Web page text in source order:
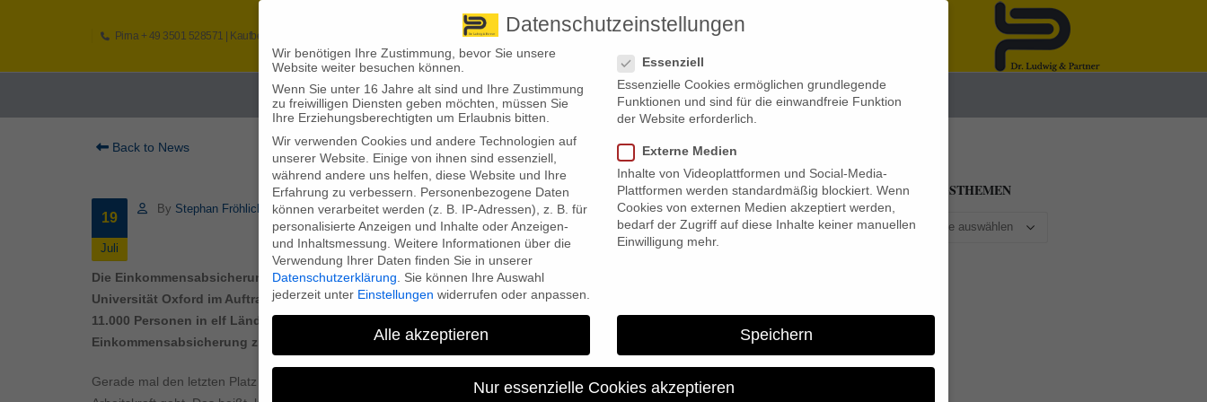
Pirna+ 49 3501 528571 | Kaufbeuren So finden Sie unsStandorte
Home Wir bieten Leistungsübersicht Über uns Standorte News
Back to News
19
Juli
By Stephan Fröhlich
Die Einkommensabsicherung ist zu selten Thema in der Bundesrepublik, wie eine Umfrage der Smith School der
Universität Oxford im Auftrag eines großen Schweizer Versicherers nahelegt. An der Befragung nahmen mehr als
11.000 Personen in elf Ländern auf vier Kontinenten teil. Dabei zeigten sich die Deutschen beim Thema
Einkommensabsicherung ziemlich träge.
Gerade mal den letzten Platz nehmen die Bundesbürger ein im internationalen Vergleich, wenn es um die Absicherung der
BEITRAGSTHEMEN
Datenschutzeinstellungen
Wir benötigen Ihre Zustimmung, bevor Sie unsere
Website weiter besuchen können.
Wenn Sie unter 16 Jahre alt sind und Ihre Zustimmung
zu freiwilligen Diensten geben möchten, müssen Sie
Ihre Erziehungsberechtigten um Erlaubnis bitten.
Wir verwenden Cookies und andere Technologien auf
unserer Website. Einige von ihnen sind essenziell,
während andere uns helfen, diese Website und Ihre
Erfahrung zu verbessern.
Personenbezogene Daten
können verarbeitet werden (z. B. IP-Adressen), z. B. für
personalisierte Anzeigen und Inhalte oder Anzeigen-
und Inhaltsmessung. Weitere Informationen über die
Verwendung Ihrer Daten finden Sie in unserer
Datenschutzerklärung
Sie können Ihre Auswahl
jederzeit unter Einstellungen widerrufen oder anpassen.
Essenziell
Essenzielle Cookies ermöglichen grundlegende
Funktionen und sind für die einwandfreie Funktion
der Website erforderlich.
Externe Medien
Inhalte von Videoplattformen und Social-Media-
Plattformen werden standardmäßig blockiert. Wenn
Cookies von externen Medien akzeptiert werden,
bedarf der Zugriff auf diese Inhalte keiner manuellen
Einwilligung mehr.
Alle akzeptieren Speichern
Nur essenzielle Cookies akzeptieren